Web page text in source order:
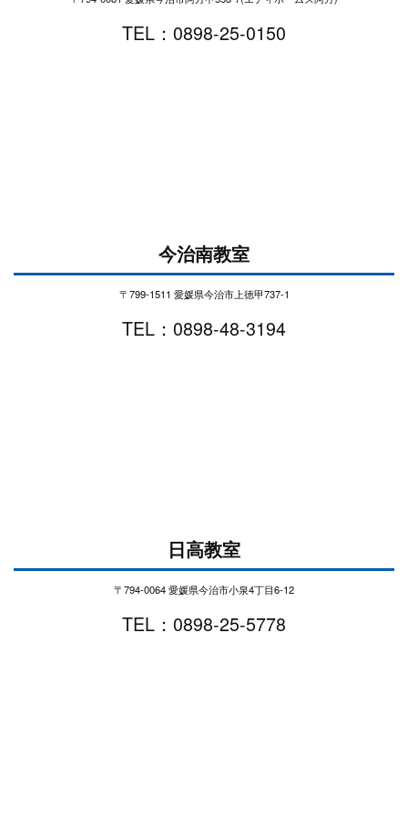
TEL：0898-25-0150
今治南教室
〒799-1511 愛媛県今治市上徳甲737-1
TEL：0898-48-3194
日高教室
〒794-0064 愛媛県今治市小泉4丁目6-12
TEL：0898-25-5778